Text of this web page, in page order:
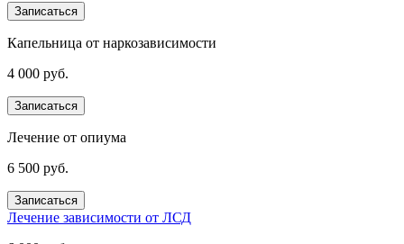
Записаться
Капельница от наркозависимости
4 000 руб.
Записаться
Лечение от опиума
6 500 руб.
Записаться
Лечение зависимости от ЛСД